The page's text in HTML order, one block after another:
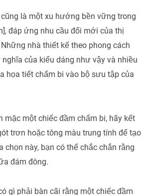
là một xu hướng bền vững trong
đáp ứng nhu cầu đổi mới của thị
nhà thiết kế theo phong cách
nghĩa của kiểu dáng như vậy và nhiều
họa tiết chấm bi vào bộ sưu tập của
mặc một chiếc đầm chấm bi, hãy kết
trơn hoặc tông màu trung tính để tạo
chọn này, bạn có thể chắc chắn rằng
đám đông.
gì phải bàn cãi rằng một chiếc đầm